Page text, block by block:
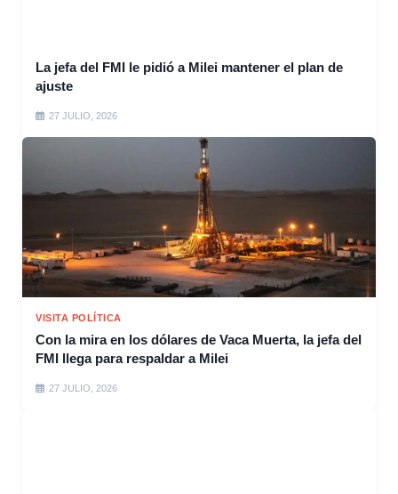
La jefa del FMI le pidió a Milei mantener el plan de
ajuste
27 JULIO, 2026
VISITA POLÍTICA
Con la mira en los dólares de Vaca Muerta, la jefa del
FMI llega para respaldar a Milei
27 JULIO, 2026